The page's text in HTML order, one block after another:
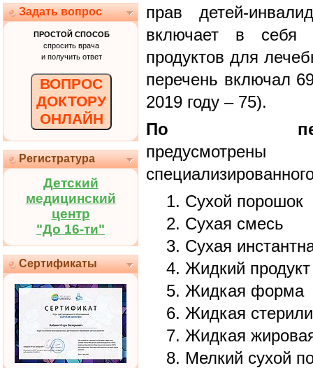
Задать вопрос
ПРОСТОЙ СПОСОБ
спросить врача
и получить ответ
ВОПРОС
ДОКТОРУ
ОНЛАЙН
Регистратура
Детский
медицинский
центр
"До 16-ти"
Сертификаты
прав детей-
включает в себя
продуктов для
перечень включал
2019 году – 75).
По
Сухой порошок
Сухая смесь
Сухая
Жидкий продукт
Жидкая форма
Жидкая
Жидкая
Мелкий сухой